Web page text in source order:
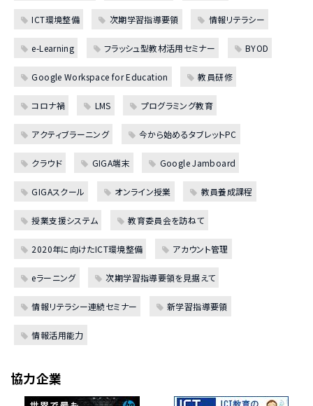
ICT環境整備 次期学習指導要領 情報リテラシー
e-Learning フラッシュ型教材活用セミナー BYOD
Google Workspace for Education 教員研修
コロナ禍 LMS プログラミング教育
アクティブラーニング 今から始めるタブレットPC
クラウド GIGA端末 Google Jamboard
GIGAスクール オンライン授業 教員養成課程
授業支援システム 教育委員会を訪ねて
2020年に向けたICT環境整備 アカウント管理
eラーニング 次期学習指導要領を見据えて
情報リテラシー連続セミナー 新学習指導要領
情報活用能力
協力企業